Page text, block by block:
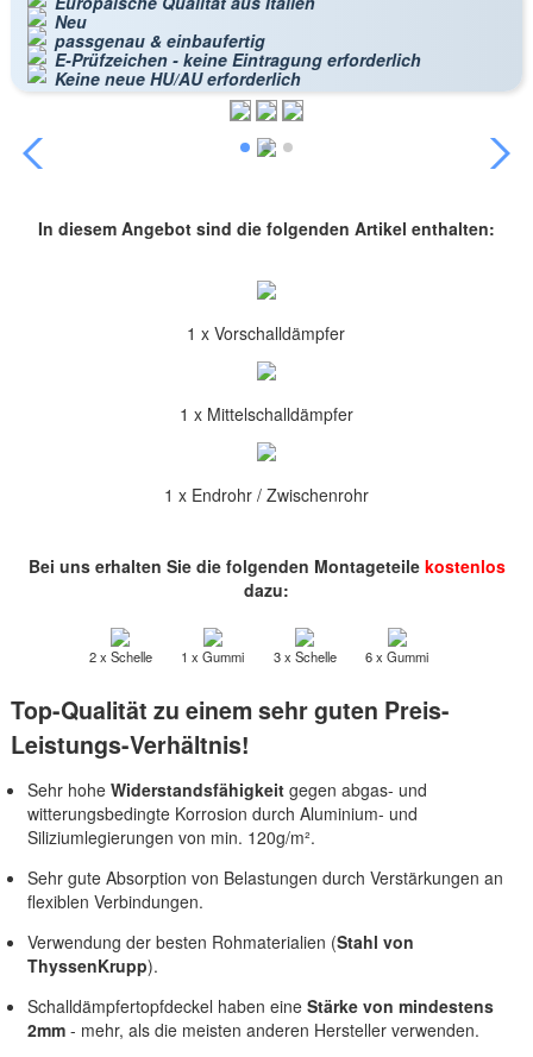
Neu
passgenau & einbaufertig
E-Prüfzeichen - keine Eintragung erforderlich
Keine neue HU/AU erforderlich
In diesem Angebot sind die folgenden Artikel enthalten:
1 x Vorschalldämpfer
1 x Mittelschalldämpfer
1 x Endrohr / Zwischenrohr
Bei uns erhalten Sie die folgenden Montageteile kostenlos
dazu:
2 x Schelle 1 x Gummi 3 x Schelle 6 x Gummi
Top-Qualität zu einem sehr guten Preis-
Leistungs-Verhältnis!
Sehr hohe Widerstandsfähigkeit gegen abgas- und
witterungsbedingte Korrosion durch Aluminium- und
Siliziumlegierungen von min. 120g/m².
Sehr gute Absorption von Belastungen durch Verstärkungen an
flexiblen Verbindungen.
Verwendung der besten Rohmaterialien (Stahl von
ThyssenKrupp).
Schalldämpfertopfdeckel haben eine Stärke von mindestens
2mm- mehr, als die meisten anderen Hersteller verwenden.